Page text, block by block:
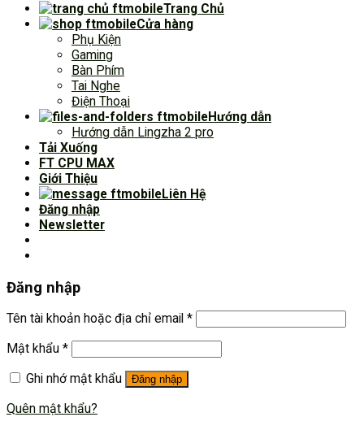
Trang Chủ
Cửa hàng
Phụ Kiện
Gaming
Bàn Phím
Tai Nghe
Điện Thoại
Hướng dẫn
Hướng dẫn Lingzha 2 pro
Tải Xuống
FT CPU MAX
Giới Thiệu
Liên Hệ
Đăng nhập
Newsletter
Đăng nhập
Tên tài khoản hoặc địa chỉ email *
Mật khẩu *
Ghi nhớ mật khẩu
Đăng nhập
Quên mật khẩu?